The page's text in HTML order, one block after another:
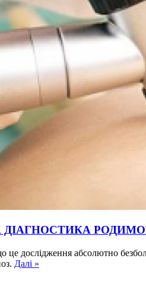
це дослідження абсолютно
Далі »